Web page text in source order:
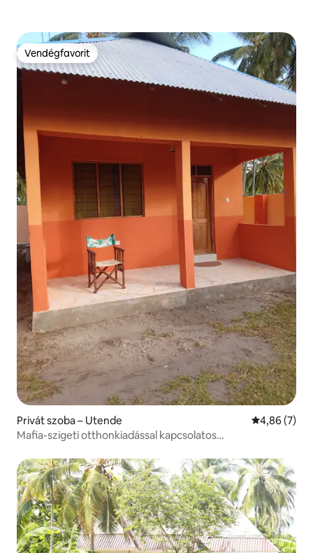
Vendégfavorit
Vendégfavorit
Privát szoba – Utende Átlagos
4,86 (7)
Mafia-szigeti otthonkiadással kapcsolatos